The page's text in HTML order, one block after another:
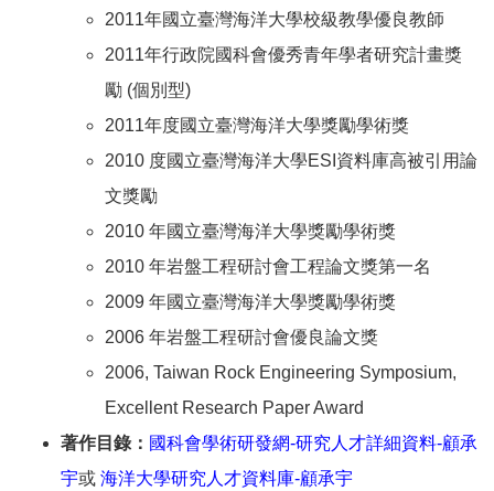
2011年國立臺灣海洋大學校級教學優良教師
2011年行政院國科會優秀青年學者研究計畫獎
勵 (個別型)
2011年度國立臺灣海洋大學獎勵學術獎
2010 度國立臺灣海洋大學ESI資料庫高被引用論
文獎勵
2010 年國立臺灣海洋大學獎勵學術獎
2010 年岩盤工程研討會工程論文獎第一名
2009 年國立臺灣海洋大學獎勵學術獎
2006 年岩盤工程研討會優良論文獎
2006, Taiwan Rock Engineering Symposium,
Excellent Research Paper Award
著作目錄： 國科會學術研發網-研究人才詳細資料-顧承
宇或 海洋大學研究人才資料庫-顧承宇